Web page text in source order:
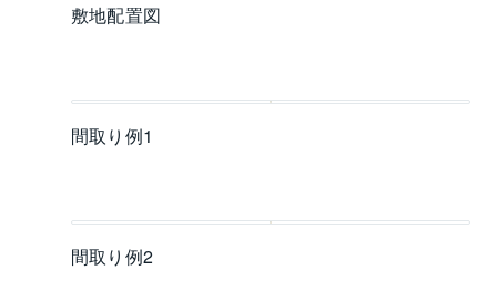
敷地配置図
間取り例1
間取り例2